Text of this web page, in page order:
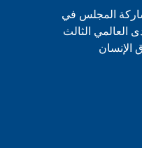
المجلس في
العالمي الثالث
الإنسان